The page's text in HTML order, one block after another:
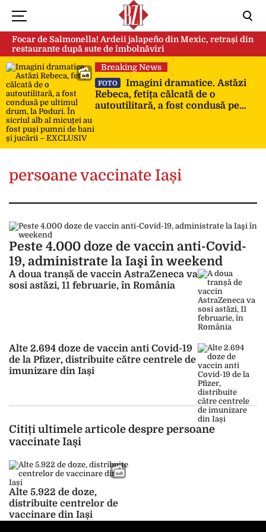
Focar de Salmonella! Ardeii jalapeño din Mexic, retrași din
restaurante după sute de îmbolnăviri
Breaking News
FOTO
Imagini dramatice. Astăzi
Rebeca, fetița călcată de o
autoutilitară, a fost condusă pe
persoane vaccinate Iași
Peste 4.000 doze de vaccin anti-Covid-
19, administrate la Iaşi în weekend
A doua tranșă de vaccin AstraZeneca va
sosi astăzi, 11 februarie, în România
Alte 2.694 doze de vaccin anti Covid-19
de la Pfizer, distribuite către centrele de
imunizare din Iași
Citiți ultimele articole despre persoane
vaccinate Iași
Alte 5.922 de doze,
distribuite centrelor de
vaccinare din Iași